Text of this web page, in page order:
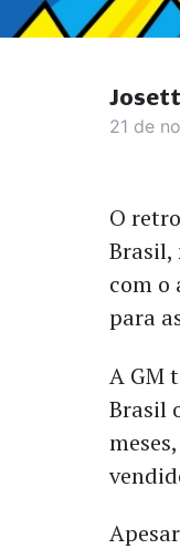
21 de
O
Brasil,
com o
para
A GM
Brasil